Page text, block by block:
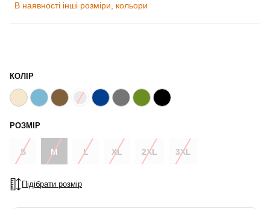
В наявності інші розміри, кольори
КОЛІР
РОЗМІР
S M L XL 2XL 3XL
Підібрати розмір